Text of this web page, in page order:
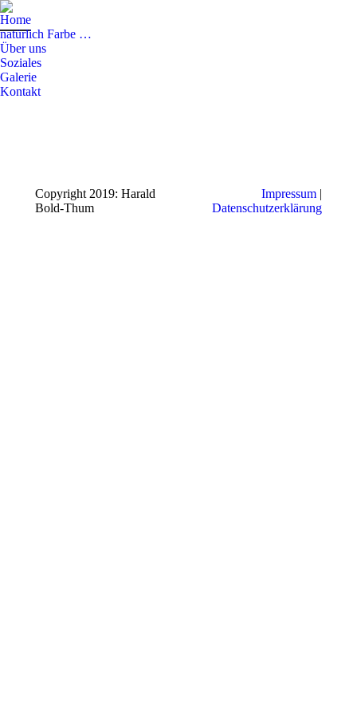
Home
natürlich Farbe …
Über uns
Soziales
Galerie
Kontakt
Copyright 2019: Harald
Bold-Thum
Impressum |
Datenschutzerklärung